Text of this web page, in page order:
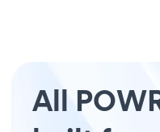
All